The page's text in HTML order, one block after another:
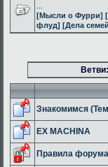
[Мысли о Фурри]
флуд] [Дела
Ветви:
Знакомимся
EX MACHINA
Правила форума